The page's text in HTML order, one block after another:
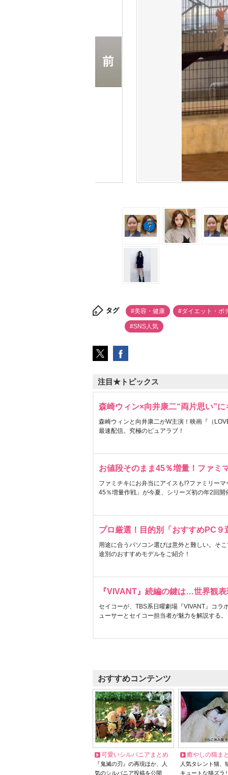
タグ #美容・健康 #ダイエット・ボ
#SNS人気
注目★トピックス
森崎ウィン×向井康二“両片思い”
森崎ウィンと向井康二がW主演！映画『（
最速配信。究極のピュアラブ！
お値段そのまま45％増量！ファミ
ファミチキにお弁当にアイスも!?ファミリー
45％増量作戦」が今夏、シリーズ初の年2回開
プロ厳選！目的別「おすすめPC９
用途に合うパソコン選びは意外と難しい。そ
途別のおすすめモデルをご紹介！
『VIVANT』続編の鍵は…世界観
セイコーが、TBS系日曜劇場『VIVANT』コラ
ューサーとセイコー担当者が魅力を解説する。
おすすめコンテンツ
可愛いシルバニアまとめ
『鬼滅の刃』の再現ほか、人
気のシルバニア投稿を公開
癒やしの猫ま
人気タレント猫
キュートな猫ズラ